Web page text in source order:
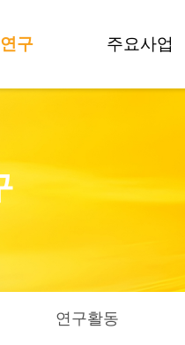
구
책
주요사업
연구활동